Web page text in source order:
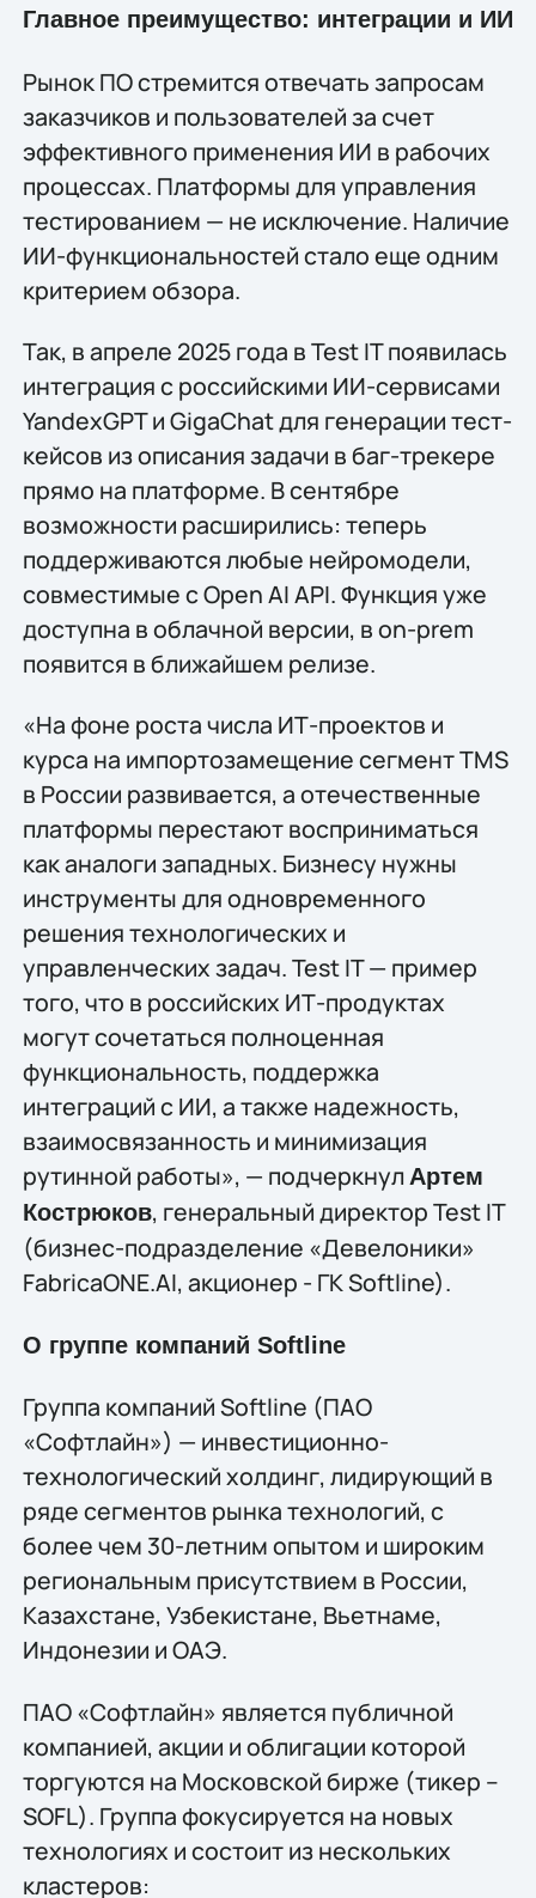
Главное преимущество: интеграции и ИИ
Рынок ПО стремится отвечать запросам
заказчиков и пользователей за счет
эффективного применения ИИ в рабочих
процессах. Платформы для управления
тестированием — не исключение. Наличие
ИИ-функциональностей стало еще одним
критерием обзора.
Так, в апреле 2025 года в Test IT появилась
интеграция с российскими ИИ-сервисами
YandexGPT и GigaChat для генерации тест-
кейсов из описания задачи в баг-трекере
прямо на платформе. В сентябре
возможности расширились: теперь
поддерживаются любые нейромодели,
совместимые с Open AI API. Функция уже
доступна в облачной версии, в on-prem
появится в ближайшем релизе.
«На фоне роста числа ИТ-проектов и
курса на импортозамещение сегмент TMS
в России развивается, а отечественные
платформы перестают восприниматься
как аналоги западных. Бизнесу нужны
инструменты для одновременного
решения технологических и
управленческих задач. Test IT — пример
того, что в российских ИТ-продуктах
могут сочетаться полноценная
функциональность, поддержка
интеграций с ИИ, а также надежность,
взаимосвязанность и минимизация
рутинной работы», — подчеркнул Артем
Кострюков, генеральный директор Test IT
(бизнес-подразделение «Девелоники»
FabricaONE.AI, акционер - ГК Softline).
О группе компаний Softline
Группа компаний Softline (ПАО
«Софтлайн») — инвестиционно-
технологический холдинг, лидирующий в
ряде сегментов рынка технологий, c
более чем 30-летним опытом и широким
региональным присутствием в России,
Казахстане, Узбекистане, Вьетнаме,
Индонезии и ОАЭ.
ПАО «Софтлайн» является публичной
компанией, акции и облигации которой
торгуются на Московской бирже (тикер –
SOFL). Группа фокусируется на новых
технологиях и состоит из нескольких
кластеров: